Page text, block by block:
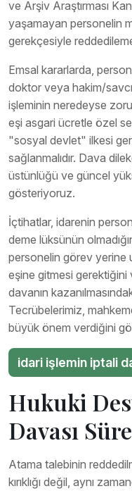
ve Arşiv Araştırması
yaşamayan personelin
gerekçesiyle
Emsal kararlarda,
doktor veya hakim/
işleminin neredeyse
eşi asgari ücretle özel
"sosyal devlet" ilkesi
sağlanmalıdır. Dava
üstünlüğü ve güncel
gösteriyoruz.
İçtihatlar, idarenin
deme lüksünün
personelin görev yerine
eşine gitmesi
davanın
Tecrübelerimiz,
büyük önem verdiğini
idari işlemin iptali
Hukuki
Davası
Atama talebinin
kırıklığı değil, aynı